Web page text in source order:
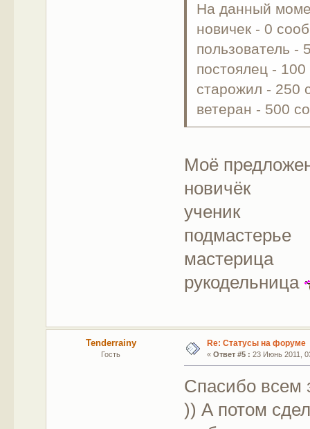
На данный
новичек - 0
пользователь -
постоялец -
старожил - 250
ветеран - 500
Моё
новичёк
ученик
подмастерье
мастерица
рукодельница
Tenderrainy
Гость
Re: Статусы на форуме
« Ответ #5 : 23 Июнь 2011,
Спасибо всем
)) А потом